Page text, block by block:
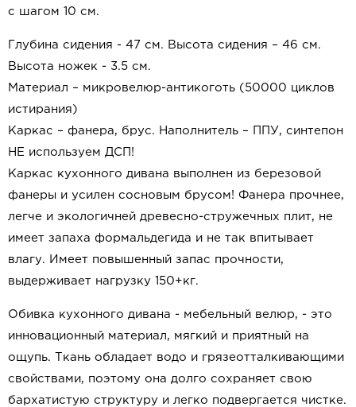
с шагом 10 см.
Глубина сидения - 47 см. Высота сидения – 46 см.
Высота ножек - 3.5 см.
Материал – микровелюр-антикоготь (50000 циклов
истирания)
Каркас – фанера, брус. Наполнитель – ППУ, синтепон
НЕ используем ДСП!
Каркас кухонного дивана выполнен из березовой
фанеры и усилен сосновым брусом! Фанера прочнее,
легче и экологичней древесно-стружечных плит, не
имеет запаха формальдегида и не так впитывает
влагу. Имеет повышенный запас прочности,
выдерживает нагрузку 150+кг.
Обивка кухонного дивана - мебельный велюр, - это
инновационный материал, мягкий и приятный на
ощупь. Ткань обладает водо и грязеотталкивающими
свойствами, поэтому она долго сохраняет свою
бархатистую структуру и легко подвергается чистке.